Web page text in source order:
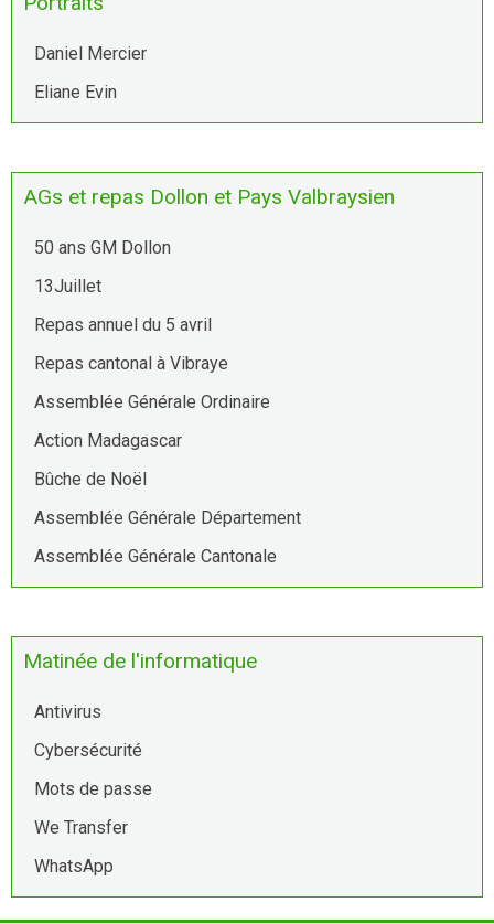
Daniel Mercier
Eliane Evin
AGs et repas Dollon et Pays Valbraysien
50 ans GM Dollon
13Juillet
Repas annuel du 5 avril
Repas cantonal à Vibraye
Assemblée Générale Ordinaire
Action Madagascar
Bûche de Noël
Assemblée Générale Département
Assemblée Générale Cantonale
Matinée de l'informatique
Antivirus
Cybersécurité
Mots de passe
We Transfer
WhatsApp